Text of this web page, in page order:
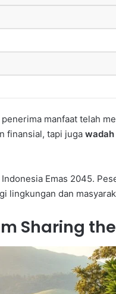
manfaat telah
finansial, tapi juga wadah
Emas 2045.
lingkungan dan
Sharing